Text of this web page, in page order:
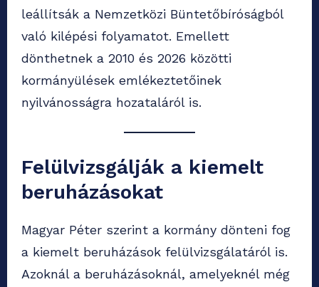
leállítsák a Nemzetközi Büntetőbíróságból
való kilépési folyamatot. Emellett
dönthetnek a 2010 és 2026 közötti
kormányülések emlékeztetőinek
nyilvánosságra hozataláról is.
Felülvizsgálják a kiemelt
beruházásokat
Magyar Péter szerint a kormány dönteni fog
a kiemelt beruházások felülvizsgálatáról is.
Azoknál a beruházásoknál, amelyeknél még